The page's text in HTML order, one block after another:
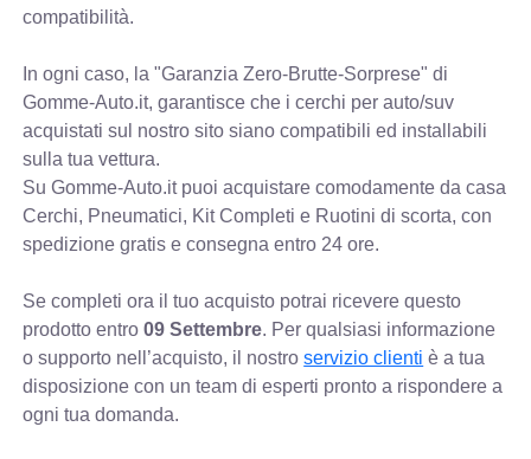
compatibilità.
In ogni caso, la "Garanzia Zero-Brutte-Sorprese" di
Gomme-Auto.it, garantisce che i cerchi per auto/suv
acquistati sul nostro sito siano compatibili ed installabili
sulla tua vettura.
Su Gomme-Auto.it puoi acquistare comodamente da casa
Cerchi, Pneumatici, Kit Completi e Ruotini di scorta, con
spedizione gratis e consegna entro 24 ore.
Se completi ora il tuo acquisto potrai ricevere questo
prodotto entro09 Settembre. Per qualsiasi informazione
o supporto nell’acquisto, il nostroservizio clienti è a tua
disposizione con un team di esperti pronto a rispondere a
ogni tua domanda.